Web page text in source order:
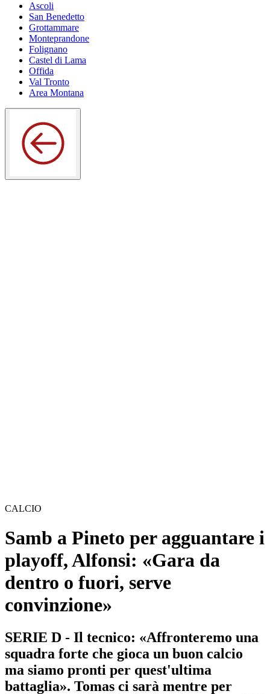
Ascoli
San Benedetto
Grottammare
Monteprandone
Folignano
Castel di Lama
Offida
Val Tronto
Area Montana
CALCIO
Samb a Pineto per agguantare i
playoff, Alfonsi: «Gara da
dentro o fuori, serve
convinzione»
SERIE D - Il tecnico: «Affronteremo una
squadra forte che gioca un buon calcio
ma siamo pronti per quest'ultima
battaglia». Tomas ci sarà mentre per